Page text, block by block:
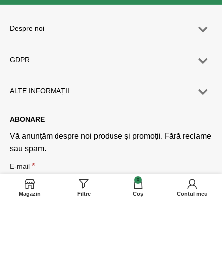
Despre noi
GDPR
ALTE INFORMAȚII
ABONARE
Vă anunțăm despre noi produse și promoții. Fără reclame
sau spam.
E-mail*
Magazin Filtre
0
Coș Contul meu